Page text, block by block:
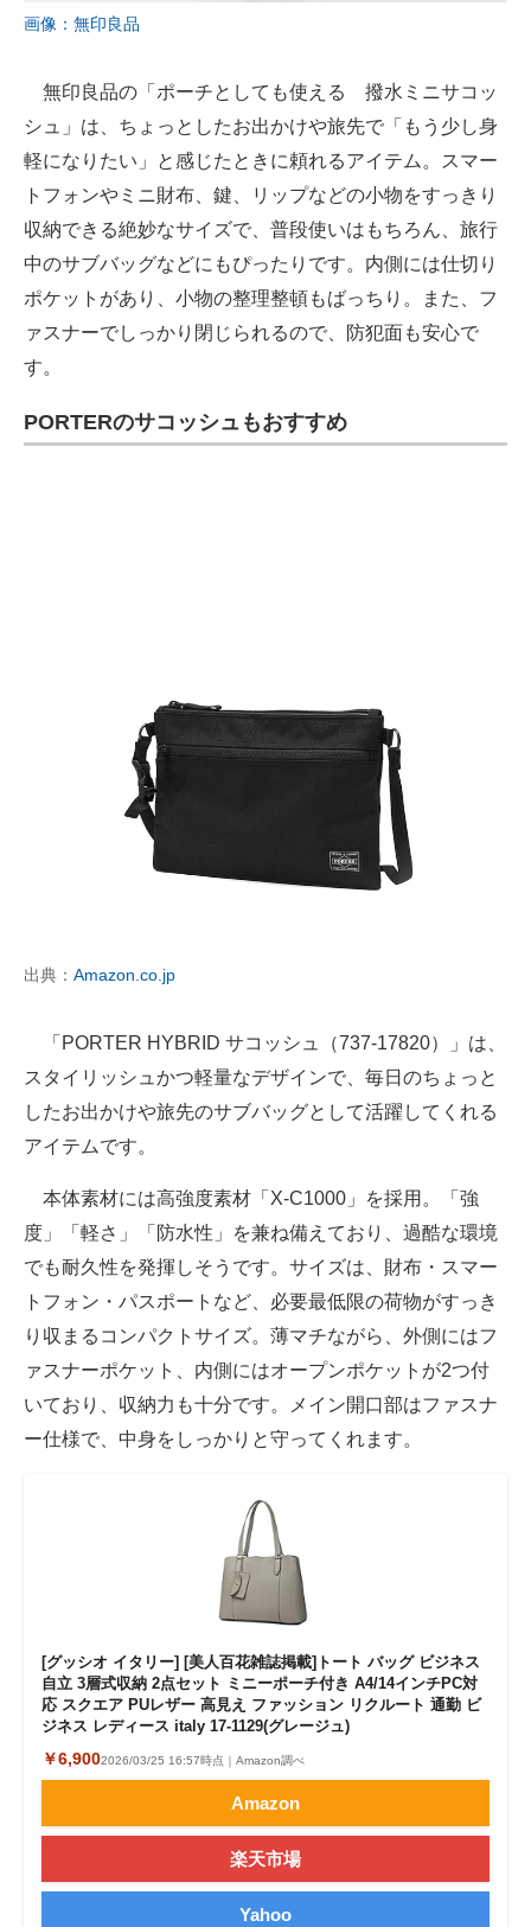
画像：無印良品
無印良品の「ポーチとしても使える 撥水ミニサコッ
シュ」は、ちょっとしたお出かけや旅先で「もう少し身
軽になりたい」と感じたときに頼れるアイテム。スマー
トフォンやミニ財布、鍵、リップなどの小物をすっきり
収納できる絶妙なサイズで、普段使いはもちろん、旅行
中のサブバッグなどにもぴったりです。内側には仕切り
ポケットがあり、小物の整理整頓もばっちり。また、フ
ァスナーでしっかり閉じられるので、防犯面も安心で
す。
PORTERのサコッシュもおすすめ
出典： Amazon.co.jp
「PORTER HYBRID サコッシュ（737-17820）」は、
スタイリッシュかつ軽量なデザインで、毎日のちょっと
したお出かけや旅先のサブバッグとして活躍してくれる
アイテムです。
本体素材には高強度素材「X-C1000」を採用。「強
度」「軽さ」「防水性」を兼ね備えており、過酷な環境
でも耐久性を発揮しそうです。サイズは、財布・スマー
トフォン・パスポートなど、必要最低限の荷物がすっき
り収まるコンパクトサイズ。薄マチながら、外側にはフ
ァスナーポケット、内側にはオープンポケットが2つ付
いており、収納力も十分です。メイン開口部はファスナ
ー仕様で、中身をしっかりと守ってくれます。
[グッシオ イタリー] [美人百花雑誌掲載]トート バッグ ビジネス
自立 3層式収納 2点セット ミニーポーチ付き A4/14インチPC対
応 スクエア PUレザー 高見え ファッション リクルート 通勤 ビ
ジネス レディース italy 17-1129(グレージュ)
￥6,9002026/03/25 16:57時点｜Amazon調べ
Amazon
楽天市場
Yahoo